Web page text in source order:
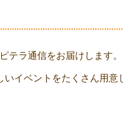
ラ通信をお届けします。
イベントをたくさん用意